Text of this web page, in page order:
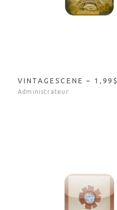
VINTAGESCENE – 1,99$
Administrateur